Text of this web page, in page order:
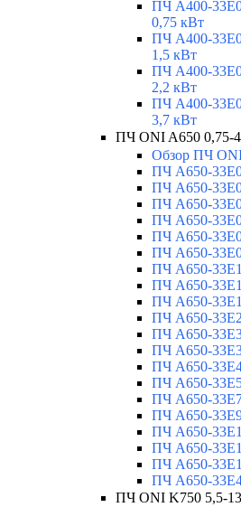
ПЧ A400-
0,75 кВт
ПЧ A400-
1,5 кВт
ПЧ A400-
2,2 кВт
ПЧ A400-
3,7 кВт
ПЧ ONI A650 0,75-
Обзор ПЧ
ПЧ A650-
ПЧ A650-
ПЧ A650-
ПЧ A650-
ПЧ A650-
ПЧ A650-
ПЧ A650-
ПЧ A650-
ПЧ A650-
ПЧ A650-
ПЧ A650-
ПЧ A650-
ПЧ A650-
ПЧ A650-
ПЧ A650-
ПЧ A650-
ПЧ A650-
ПЧ A650-
ПЧ A650-
ПЧ A650-
ПЧ ONI K750 5,5-